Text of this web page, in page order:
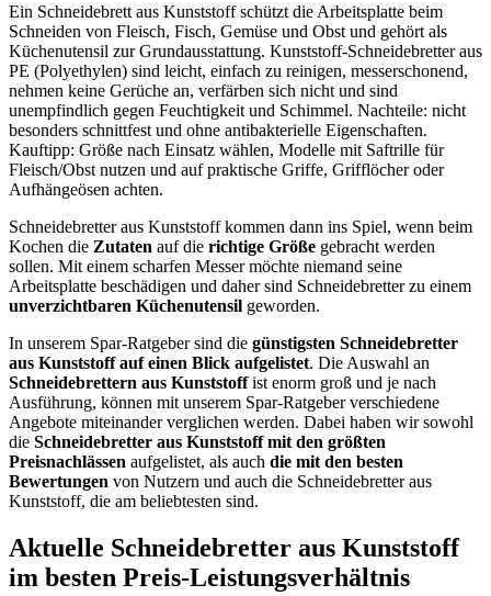
Ein Schneidebrett aus Kunststoff schützt die Arbeitsplatte beim
Schneiden von Fleisch, Fisch, Gemüse und Obst und gehört als
Küchenutensil zur Grundausstattung. Kunststoff-Schneidebretter aus
PE (Polyethylen) sind leicht, einfach zu reinigen, messerschonend,
nehmen keine Gerüche an, verfärben sich nicht und sind
unempfindlich gegen Feuchtigkeit und Schimmel. Nachteile: nicht
besonders schnittfest und ohne antibakterielle Eigenschaften.
Kauftipp: Größe nach Einsatz wählen, Modelle mit Saftrille für
Fleisch/Obst nutzen und auf praktische Griffe, Grifflöcher oder
Aufhängeösen achten.
Schneidebretter aus Kunststoff kommen dann ins Spiel, wenn beim
Kochen die Zutaten auf die richtige Größe gebracht werden
sollen. Mit einem scharfen Messer möchte niemand seine
Arbeitsplatte beschädigen und daher sind Schneidebretter zu einem
unverzichtbaren Küchenutensil geworden.
In unserem Spar-Ratgeber sind die günstigsten Schneidebretter
aus Kunststoffauf einen Blick aufgelistet. Die Auswahl an
Schneidebrettern aus Kunststoffist enorm groß und je nach
Ausführung, können mit unserem Spar-Ratgeber verschiedene
Angebote miteinander verglichen werden. Dabei haben wir sowohl
die Schneidebretter aus Kunststoffmit den größten
Preisnachlässen aufgelistet, als auch die mit den besten
Bewertungen von Nutzern und auch die Schneidebretter aus
Kunststoff, die am beliebtesten sind.
Aktuelle Schneidebretter aus Kunststoff
im besten Preis-Leistungsverhältnis